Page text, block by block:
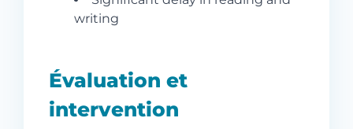
writing
Évaluation et
intervention